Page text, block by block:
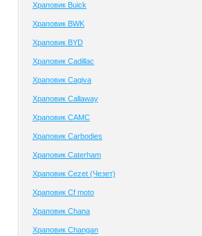
Храповик Buick
Храповик BWK
Храповик BYD
Храповик Cadillac
Храповик Cagiva
Храповик Callaway
Храповик CAMC
Храповик Carbodies
Храповик Caterham
Храповик Cezet (Чезет)
Храповик Cf moto
Храповик Chana
Храповик Changan